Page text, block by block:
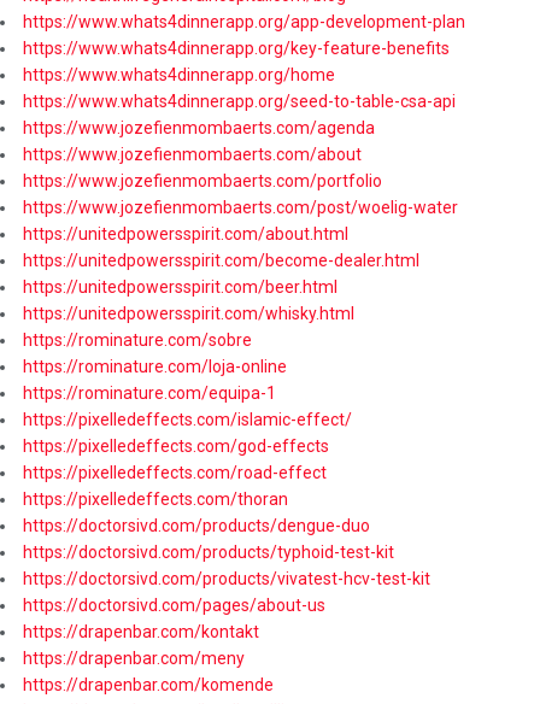
https://www.whats4dinnerapp.org/app-development-plan
https://www.whats4dinnerapp.org/key-feature-benefits
https://www.whats4dinnerapp.org/home
https://www.whats4dinnerapp.org/seed-to-table-csa-api
https://www.jozefienmombaerts.com/agenda
https://www.jozefienmombaerts.com/about
https://www.jozefienmombaerts.com/portfolio
https://www.jozefienmombaerts.com/post/woelig-water
https://unitedpowersspirit.com/about.html
https://unitedpowersspirit.com/become-dealer.html
https://unitedpowersspirit.com/beer.html
https://unitedpowersspirit.com/whisky.html
https://rominature.com/sobre
https://rominature.com/loja-online
https://rominature.com/equipa-1
https://pixelledeffects.com/islamic-effect/
https://pixelledeffects.com/god-effects
https://pixelledeffects.com/road-effect
https://pixelledeffects.com/thoran
https://doctorsivd.com/products/dengue-duo
https://doctorsivd.com/products/typhoid-test-kit
https://doctorsivd.com/products/vivatest-hcv-test-kit
https://doctorsivd.com/pages/about-us
https://drapenbar.com/kontakt
https://drapenbar.com/meny
https://drapenbar.com/komende